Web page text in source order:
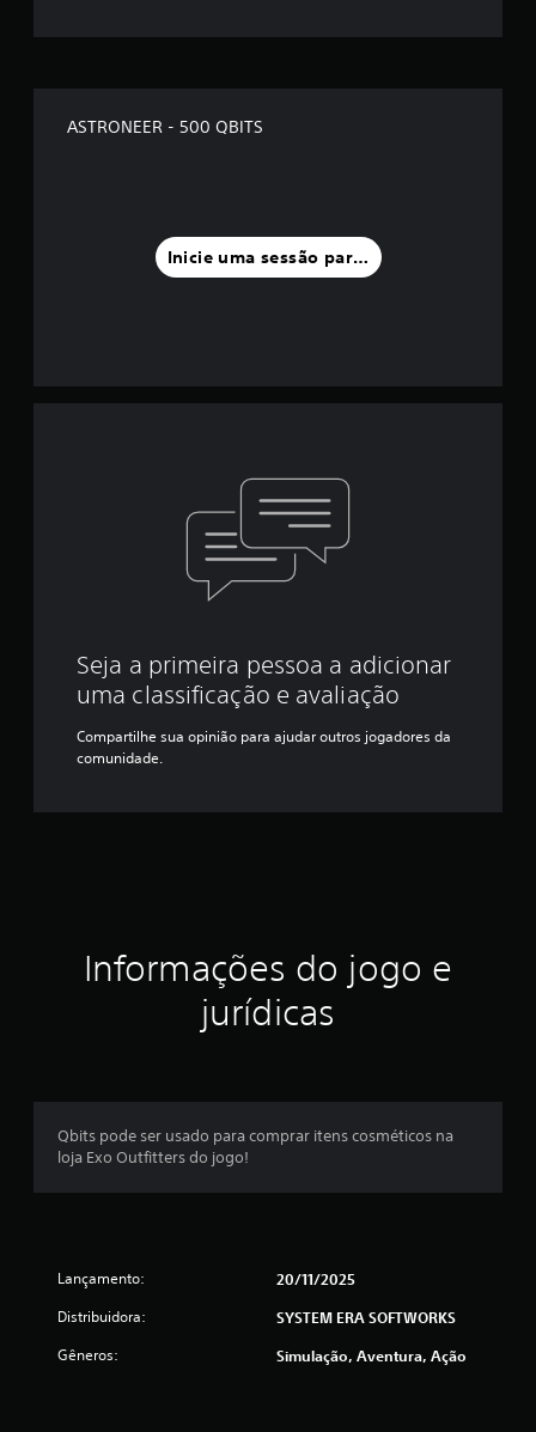
ASTRONEER - 500 QBITS
Inicie uma sessão para classificar
Seja a primeira pessoa a adicionar
uma classificação e avaliação
Compartilhe sua opinião para ajudar outros jogadores da
comunidade.
Informações do jogo e
jurídicas
Qbits pode ser usado para comprar itens cosméticos na
loja Exo Outfitters do jogo!
Lançamento: 20/11/2025
Distribuidora: SYSTEM ERA SOFTWORKS
Gêneros: Simulação, Aventura, Ação